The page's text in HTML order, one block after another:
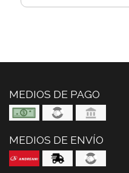
MEDIOS DE PAGO
MEDIOS DE ENVÍO